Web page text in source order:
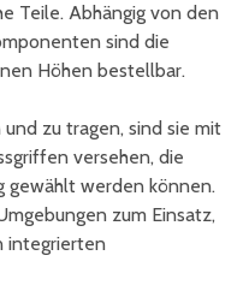
Teile. Abhängig von den
sind die
Höhen bestellbar.
zu tragen, sind sie mit
versehen, die
gewählt werden können.
zum Einsatz,
integrierten